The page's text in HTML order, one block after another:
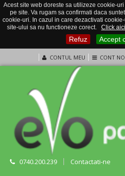
Acest site web doreste sa utilizeze cookie-
pe site. Va rugam sa confirmati daca
cookie-uri. In cazul in care dezactivati
site-ului sa nu functioneze corect.
Click
Refuz Accept
CONTUL MEU CONT
0740.200.239 Contactati-ne